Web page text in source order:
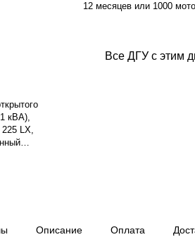
кВА),
LX,
л.
12
12 месяцев или 1000
Все ДГУ с этим
Описание Оплата